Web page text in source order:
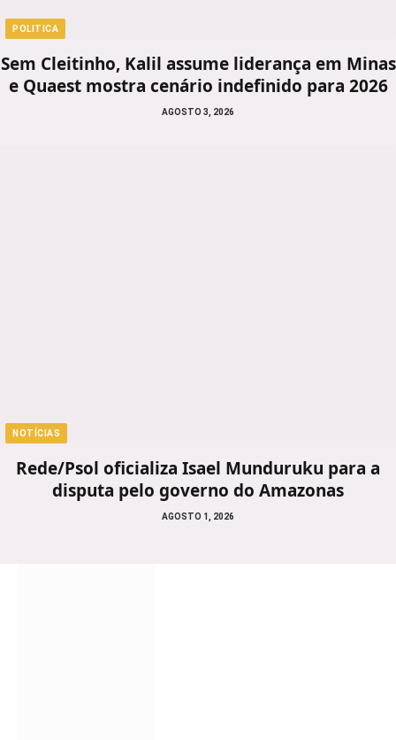
POLITICA
Sem Cleitinho, Kalil assume liderança em Minas
e Quaest mostra cenário indefinido para 2026
AGOSTO 3, 2026
NOTÍCIAS
Rede/Psol oficializa Isael Munduruku para a
disputa pelo governo do Amazonas
AGOSTO 1, 2026